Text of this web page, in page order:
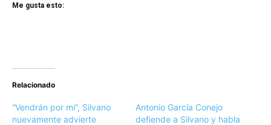
Me gusta esto:
Relacionado
“Vendrán por mi”, Silvano
nuevamente advierte
Antonio García Conejo
defiende a Silvano y habla